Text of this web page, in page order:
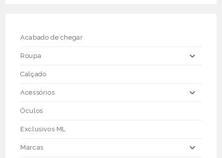
Acabado de chegar
Roupa
Calçado
Acessórios
Óculos
Exclusivos ML
Marcas